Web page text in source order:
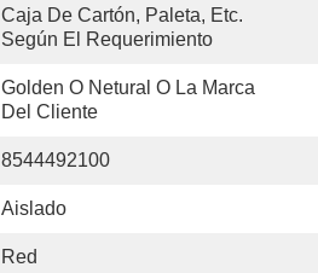
Caja De Cartón, Paleta, Etc.
Según El Requerimiento
Golden O Netural O La Marca
Del Cliente
8544492100
Aislado
Red